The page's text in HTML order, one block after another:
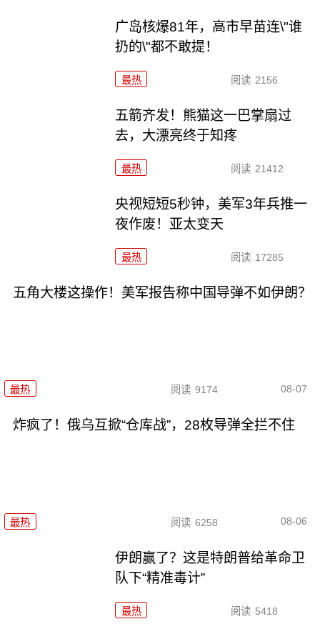
广岛核爆81年，高市早苗连\"谁
扔的\"都不敢提！
最热 阅读 2156
五箭齐发！熊猫这一巴掌扇过
去，大漂亮终于知疼
最热 阅读 21412
央视短短5秒钟，美军3年兵推一
夜作废！亚太变天
最热 阅读 17285
五角大楼这操作！美军报告称中国导弹不如伊朗？
最热 阅读 9174 08-07
炸疯了！俄乌互掀“仓库战”，28枚导弹全拦不住
最热 阅读 6258 08-06
伊朗赢了？这是特朗普给革命卫
队下“精准毒计”
最热 阅读 5418